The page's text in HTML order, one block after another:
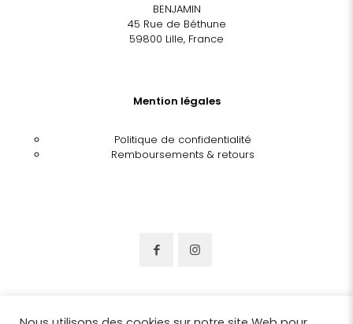
BENJAMIN
45 Rue de Béthune
59800 Lille, France
Mention légales
Politique de confidentialité
Remboursements & retours